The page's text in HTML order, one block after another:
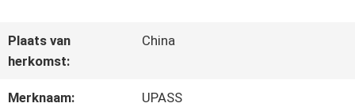
VIDEO'S
VR-
Plaats van
herkomst:
China
Merknaam: UPASS